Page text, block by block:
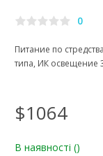
0
Питание по
типа, ИК освещение
$1064
В наявності ()